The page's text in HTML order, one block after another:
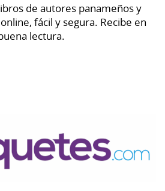
de autores panameños y
fácil y segura. Recibe en
lectura.